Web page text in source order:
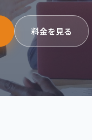
現！
料金を見る